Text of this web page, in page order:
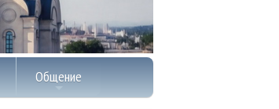
Общение